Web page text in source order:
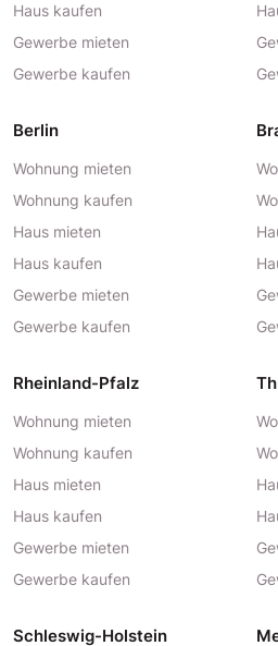
Haus kaufen
Gewerbe mieten
Gewerbe kaufen
Berlin
Wohnung mieten
Wohnung kaufen
Haus mieten
Haus kaufen
Gewerbe mieten
Gewerbe kaufen
Rheinland-Pfalz
Wohnung mieten
Wohnung kaufen
Haus mieten
Haus kaufen
Gewerbe mieten
Gewerbe kaufen
Schleswig-Holstein